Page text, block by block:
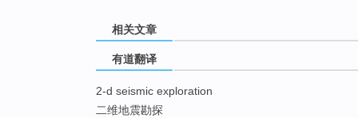
相关文章
有道翻译
2-d seismic exploration
二维地震勘探